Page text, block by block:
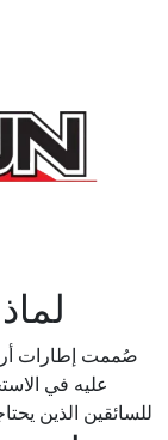
صُممت إطارات
عليه في
للسائقين الذين